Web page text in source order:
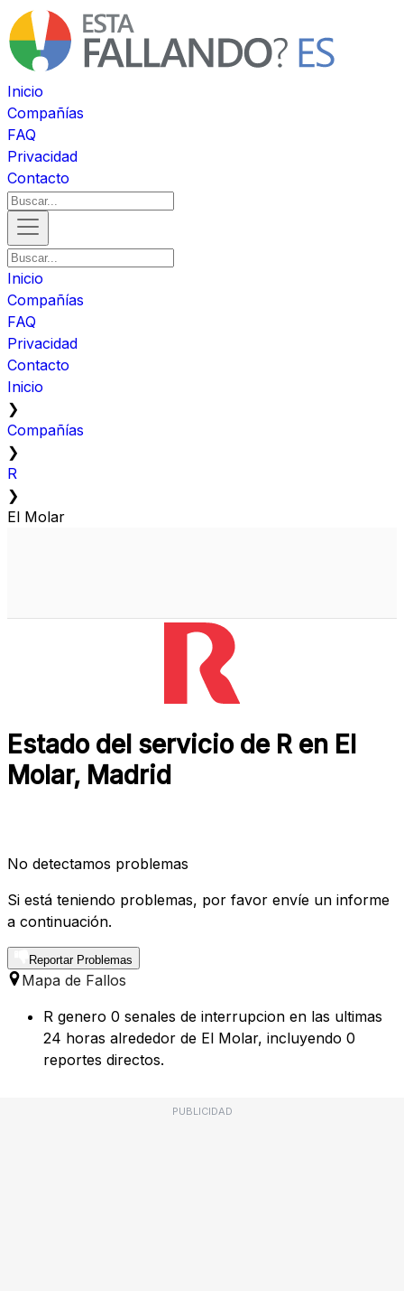
Inicio
Compañías
FAQ
Privacidad
Contacto
Inicio
Compañías
FAQ
Privacidad
Contacto
Inicio
❯
Compañías
❯
R
❯
El Molar
Estado del servicio de R en El
Molar, Madrid
No detectamos problemas
Si está teniendo problemas, por favor envíe un informe
a continuación.
Reportar Problemas
Mapa de Fallos
R genero 0 senales de interrupcion en las ultimas
24 horas alrededor de El Molar, incluyendo 0
reportes directos.
PUBLICIDAD